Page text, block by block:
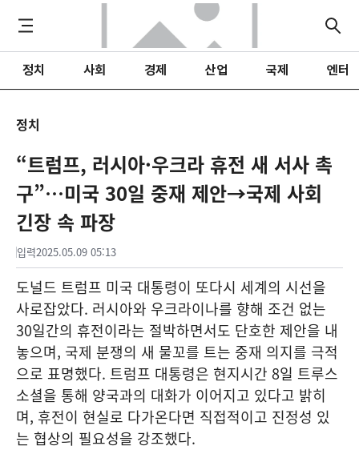
정치 사회 경제 산업 국제 엔터
정치
“트럼프, 러시아·우크라 휴전 새 서사 촉
구”…미국 30일 중재 제안→국제 사회
긴장 속 파장
입력2025.05.09 05:13
도널드 트럼프 미국 대통령이 또다시 세계의 시선을
사로잡았다. 러시아와 우크라이나를 향해 조건 없는
30일간의 휴전이라는 절박하면서도 단호한 제안을 내
놓으며, 국제 분쟁의 새 물꼬를 트는 중재 의지를 극적
으로 표명했다. 트럼프 대통령은 현지시간 8일 트루스
소셜을 통해 양국과의 대화가 이어지고 있다고 밝히
며, 휴전이 현실로 다가온다면 직접적이고 진정성 있
는 협상의 필요성을 강조했다.